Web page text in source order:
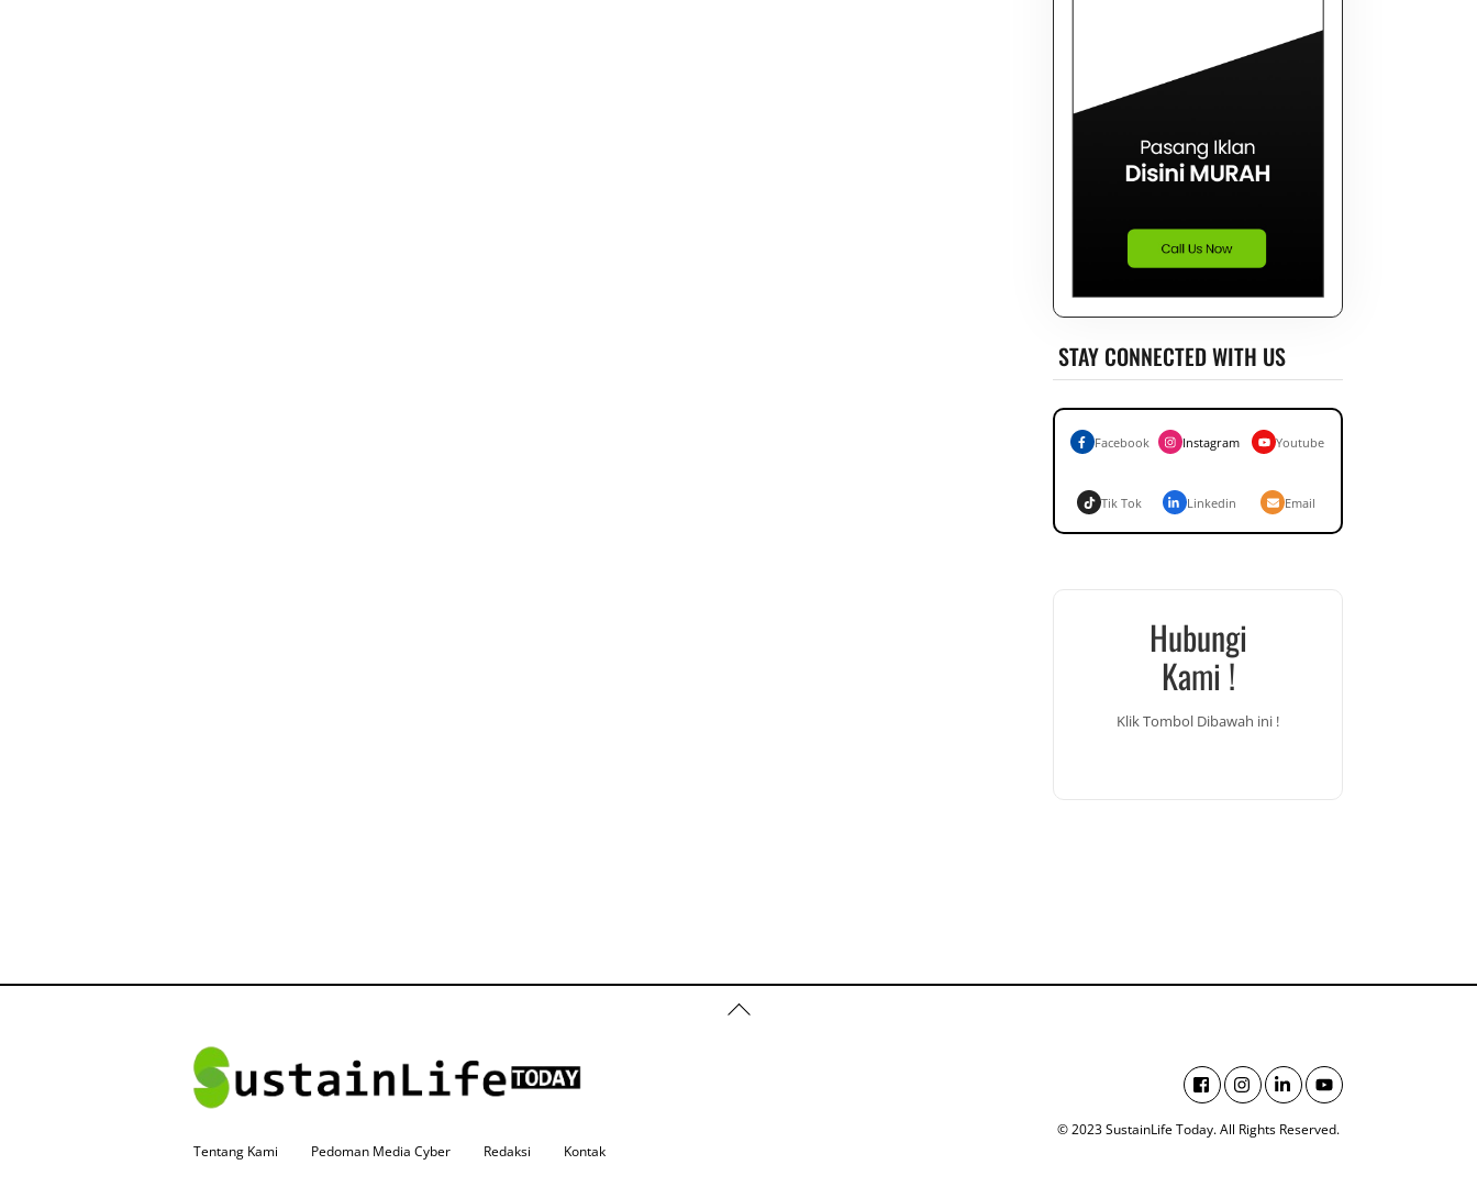
STAY CONNECTED WITH US
Facebook Instagram Youtube
Tik Tok Linkedin Email
Hubungi
Kami !
Klik Tombol Dibawah ini !
Back
To
Tentang Kami Pedoman Media Cyber Redaksi Kontak
© 2023 SustainLife Today. All Rights Reserved.